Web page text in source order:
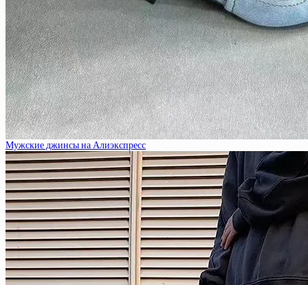
Мужские джинсы на Алиэкспресс